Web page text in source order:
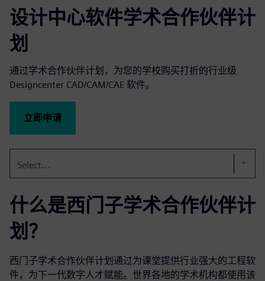
设计中心软件学术合作伙伴计
划
通过学术合作伙伴计划，为您的学校购买打折的行业级
Designcenter CAD/CAM/CAE 软件。
立即申请
Select...
什么是西门子学术合作伙伴计
划？
西门子学术合作伙伴计划通过为课堂提供行业强大的工程软
件，为下一代数字人才赋能。世界各地的学术机构都使用该